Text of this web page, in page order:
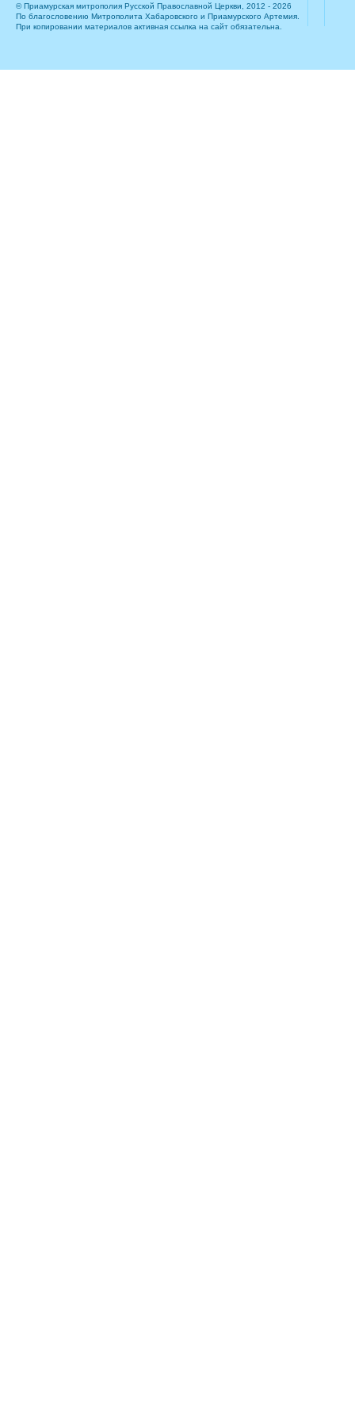
© Приамурская митрополия Русской Православной Церкви, 2012 - 2026
По благословению Митрополита Хабаровского и Приамурского Артемия.
При копировании материалов активная ссылка на сайт обязательна.